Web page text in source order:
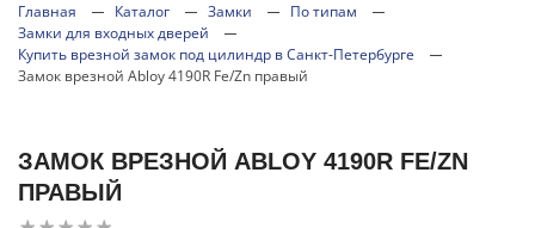
Главная Каталог Замки
По типам
Замки для входных дверей
Купить врезной замок под цилиндр в Санкт-Петербурге
Замок врезной Abloy 4190R Fe/Zn правый
ЗАМОК ВРЕЗНОЙ ABLOY 4190R FE/ZN
ПРАВЫЙ